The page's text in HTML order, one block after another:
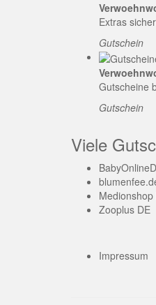
Extras
Gutschein
Gutscheine
Gutschein
Viele
Medionshop
Zooplus DE
Impressum